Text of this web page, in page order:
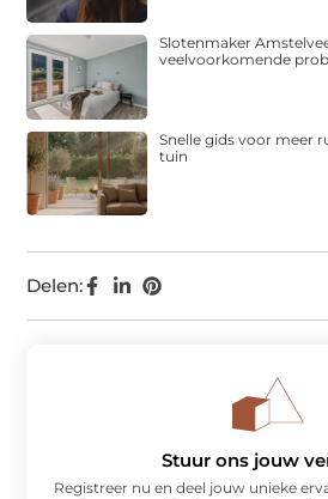
Delen:
Slotenmaker
veelvoorkomende
Snelle gids voor meer
tuin
Stuur ons jouw
Registreer nu en deel jouw unieke